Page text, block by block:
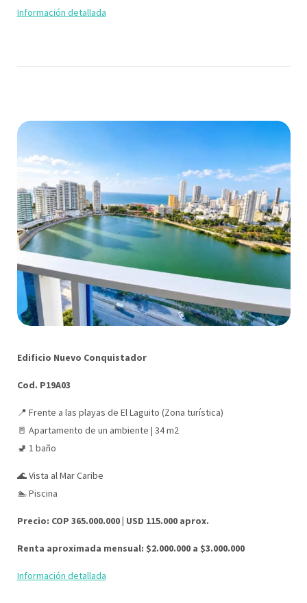
Información detallada
Edificio Nuevo Conquistador
Cod. P19A03
📍 Frente a las playas de El Laguito (Zona turística)
🚪 Apartamento de un ambiente | 34 m2
🚽 1 baño
🌊 Vista al Mar Caribe
🏊 Piscina
Precio: COP 365.000.000 | USD 115.000 aprox.
Renta aproximada mensual: $2.000.000 a $3.000.000
Información detallada